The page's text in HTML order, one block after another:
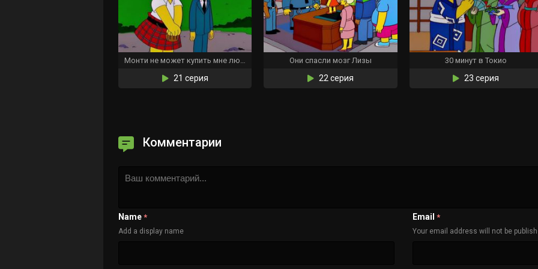
21 серия
Они спасли мозг Лизы
22 серия
30 минут в Токио
23 серия
Комментарии
Name *
Add a display name
Email *
Your email address will not be